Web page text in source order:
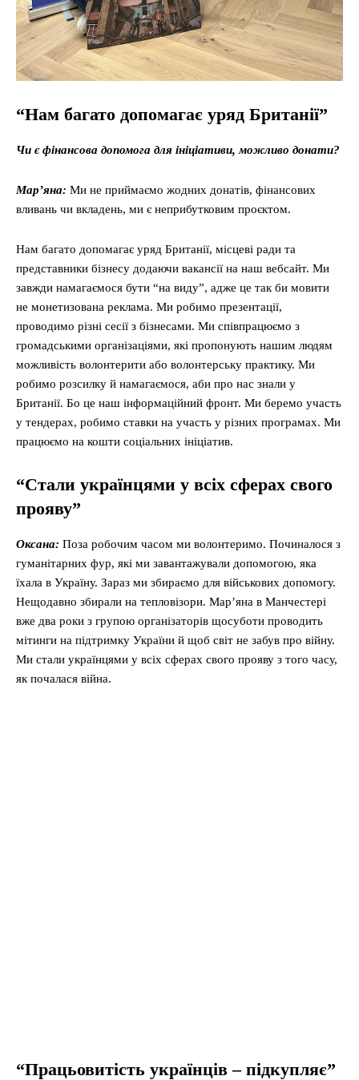
“Нам багато допомагає уряд Британії”
Чи є фінансова допомога для ініціативи, можливо донати?
Мар’яна: Ми не приймаємо жодних донатів, фінансових
вливань чи вкладень, ми є неприбутковим проєктом.
Нам багато допомагає уряд Британії, місцеві ради та
представники бізнесу додаючи вакансії на наш вебсайт. Ми
завжди намагаємося бути “на виду”, адже це так би мовити
не монетизована реклама. Ми робимо презентації,
проводимо різні сесії з бізнесами. Ми співпрацюємо з
громадськими організаціями, які пропонують нашим людям
можливість волонтерити або волонтерську практику. Ми
робимо розсилку й намагаємося, аби про нас знали у
Британії. Бо це наш інформаційний фронт. Ми беремо участь
у тендерах, робимо ставки на участь у різних програмах. Ми
працюємо на кошти соціальних ініціатив.
“Стали українцями у всіх сферах свого
прояву”
Оксана: Поза робочим часом ми волонтеримо. Починалося з
гуманітарних фур, які ми завантажували допомогою, яка
їхала в Україну. Зараз ми збираємо для військових допомогу.
Нещодавно збирали на тепловізори. Мар’яна в Манчестері
вже два роки з групою організаторів щосуботи проводить
мітинги на підтримку України й щоб світ не забув про війну.
Ми стали українцями у всіх сферах свого прояву з того часу,
як почалася війна.
“Працьовитість українців – підкупляє”